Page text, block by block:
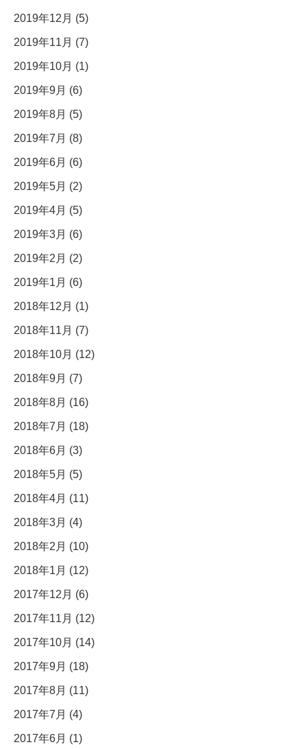
2019年12月 (5)
2019年11月 (7)
2019年10月 (1)
2019年9月 (6)
2019年8月 (5)
2019年7月 (8)
2019年6月 (6)
2019年5月 (2)
2019年4月 (5)
2019年3月 (6)
2019年2月 (2)
2019年1月 (6)
2018年12月 (1)
2018年11月 (7)
2018年10月 (12)
2018年9月 (7)
2018年8月 (16)
2018年7月 (18)
2018年6月 (3)
2018年5月 (5)
2018年4月 (11)
2018年3月 (4)
2018年2月 (10)
2018年1月 (12)
2017年12月 (6)
2017年11月 (12)
2017年10月 (14)
2017年9月 (18)
2017年8月 (11)
2017年7月 (4)
2017年6月 (1)